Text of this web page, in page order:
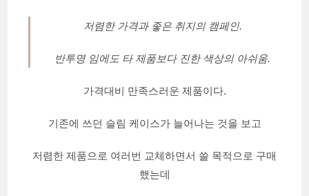
저렴한 가격과 좋은 취지의 캠페인.
반투명 임에도 타 제품보다 진한 색상의 아쉬움.
가격대비 만족스러운 제품이다.
기존에 쓰던 슬림 케이스가 늘어나는 것을 보고
저렴한 제품으로 여러번 교체하면서 쓸 목적으로 구매
했는데